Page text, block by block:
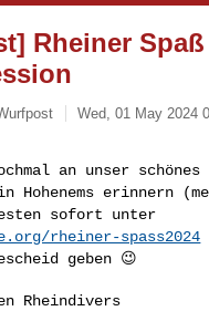
Rheiner Spaß
Wed, 01 May 2024
an unser schönes
Hohenems erinnern
sofort unter
rheiner-spass2024
geben 😉
Rheindivers